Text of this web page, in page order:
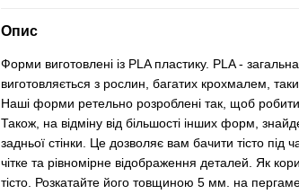
Опис
Форми виготовлені із PLA пластику. PLA -
виготовляється з рослин, багатих крохмалем,
Наші форми ретельно розроблені так, щоб робити
Також, на відміну від більшості інших форм,
задньої стінки. Це дозволяє вам бачити тісто
чітке та рівномірне відображення деталей. Як
тісто. Розкатайте його товщиною 5 мм. на